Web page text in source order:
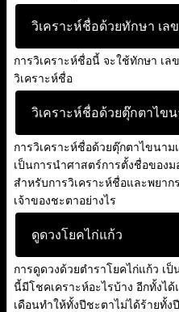
วิเคราะห์ชื่อด้วยทักษา เล
การวิเคราะห์ชื่อนี้ จะใช้ทักษา เ
วิเคราะห์ชื่อ
วิเคราะห์ชื่อด้วยตุ๊กตาไขน
การวิเคราะห์ชื่อด้วยตุ๊กตาไขนา
เป็นการนำศาสตร์การตั้งชื่อของ
สำหรับการวิเคราะห์ชื่อและพย
เจ้าของชะตาอย่างไร
ดูดวงโยคไก่แก้ว
การดูดวงด้วยตำราโยคไก่แก้ว เ
นี้มีโชคเคราะห์อะไรบ้าง อีกทั้งไ
เดือนทำให้ทั้งปีชะตาไม่ได้ร้ายทั้ง